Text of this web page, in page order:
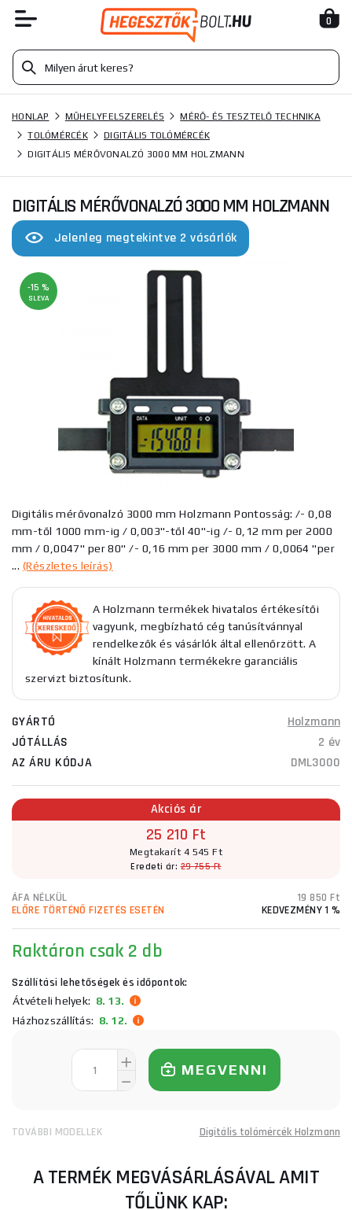
0
HONLAP MŰHELYFELSZERELÉS
MÉRŐ- ÉS TESZTELŐ TECHNIKA
TOLÓMÉRCÉK
DIGITÁLIS TOLÓMÉRCÉK
DIGITÁLIS MÉRŐVONALZÓ 3000 MM HOLZMANN
DIGITÁLIS MÉRŐVONALZÓ 3000 MM HOLZMANN
Jelenleg megtekintve 2 vásárlók
-15 %
SLEVA
Digitális mérővonalzó 3000 mm Holzmann Pontosság: /- 0,08
mm-től 1000 mm-ig / 0,003"-től 40"-ig /- 0,12 mm per 2000
mm / 0,0047" per 80" /- 0,16 mm per 3000 mm / 0,0064 "per
... (Részletes leírás)
A Holzmann termékek hivatalos értékesítői
vagyunk, megbízható cég tanúsítvánnyal
rendelkezők és vásárlók által ellenőrzött. A
kínált Holzmann termékekre garanciális
szervizt biztosítunk.
GYÁRTÓ
Holzmann
JÓTÁLLÁS
2 év
AZ ÁRU KÓDJA
DML3000
Akciós ár
25 210 Ft
Megtakarít 4 545 Ft
Eredeti ár:29 755 Ft
ÁFA NÉLKÜL
19 850 Ft
ELŐRE TÖRTÉNŐ FIZETÉS ESETÉN
KEDVEZMÉNY 1 %
Raktáron csak 2 db
Szállítási lehetőségek és időpontok:
Átvételi helyek: 8. 13.
Házhozszállítás: 8. 12.
MEGVENNI
TOVÁBBI MODELLEK Digitális tolómércék Holzmann
A TERMÉK MEGVÁSÁRLÁSÁVAL AMIT
TŐLÜNK KAP: